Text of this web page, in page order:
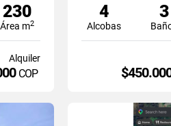
230
Área m2
Alquiler
COP
4
Alcobas
3